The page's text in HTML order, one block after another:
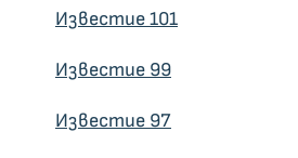
Известие 101
Известие 99
Известие 97